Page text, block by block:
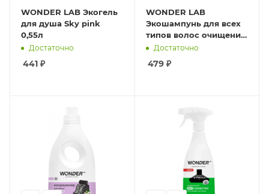
WONDER LAB Экогель
для душа Sky pink
0,55л
Достаточно
441 ₽
WONDER LAB
Экошампунь для всех
типов волос очищение
и объём 0,55л
Достаточно
479₽